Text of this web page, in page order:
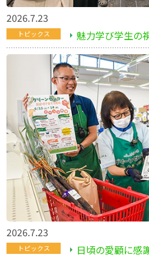
2026.7.23
トピックス 魅力学び学生の
2026.7.23
トピックス 日頃の愛顧に感